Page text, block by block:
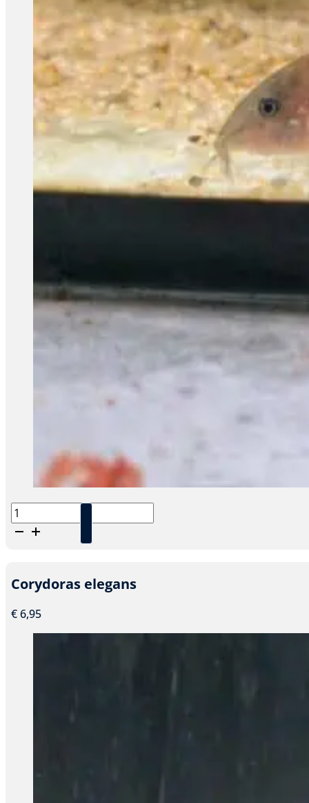
Corydoras
aeneus
Corydoras elegans
€6,95